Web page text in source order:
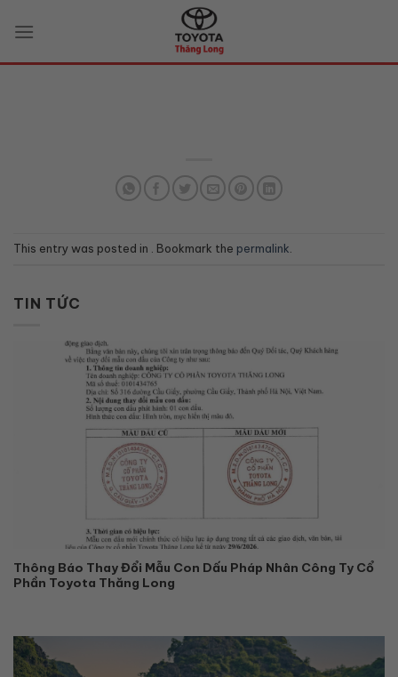
This entry was posted in . Bookmark the permalink
TIN TỨC
Thông Báo Thay Đổi Mẫu Con Dấu Pháp Nhân Công Ty Cổ
Phần Toyota Thăng Long